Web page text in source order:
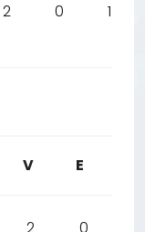
2 0 1
V E